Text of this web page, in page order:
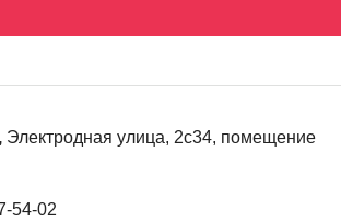
, Электродная улица, 2с34, помещение
54-02